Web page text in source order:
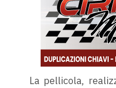
La pellicola,